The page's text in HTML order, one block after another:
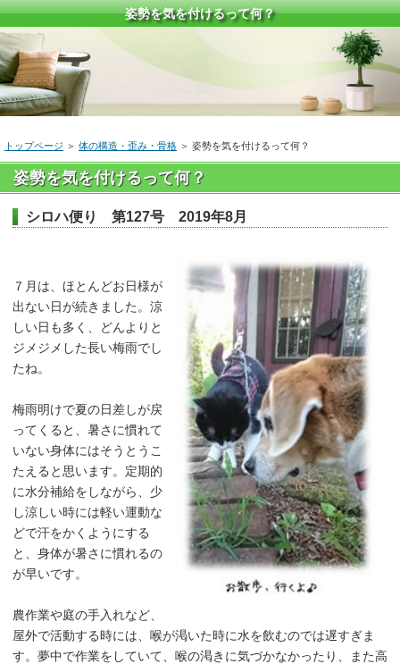
姿勢を気を付けるって何？
トップページ ＞ 体の構造・歪み・骨格 ＞ 姿勢を気を付けるって何？
姿勢を気を付けるって何？
シロハ便り 第127号 2019年8月
７月は、ほとんどお日様が
出ない日が続きました。涼
しい日も多く、どんよりと
ジメジメした長い梅雨でし
たね。
梅雨明けで夏の日差しが戻
ってくると、暑さに慣れて
いない身体にはそうとうこ
たえると思います。定期的
に水分補給をしながら、少
し涼しい時には軽い運動な
どで汗をかくようにする
と、身体が暑さに慣れるの
が早いです。
農作業や庭の手入れなど、
屋外で活動する時には、喉が渇いた時に水を飲むのでは遅すぎま
す。夢中で作業をしていて、喉の渇きに気づかなかったり、また高